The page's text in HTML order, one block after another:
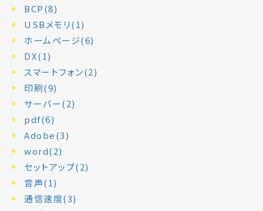
BCP(8)
USBメモリ(1)
ホームページ(6)
DX(1)
スマートフォン(2)
印刷(9)
サーバー(2)
pdf(6)
Adobe(3)
word(2)
セットアップ(2)
音声(1)
通信速度(3)